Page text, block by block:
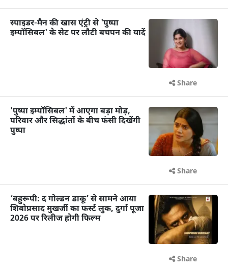
स्पाइडर-मैन की खास एंट्री से 'पुष्पा
इम्पॉसिबल' के सेट पर लौटी बचपन की यादें
Share
'पुष्पा इम्पॉसिबल' में आएगा बड़ा मोड़,
परिवार और सिद्धांतों के बीच फंसी दिखेंगी
पुष्पा
Share
‘बहुरूपी: द गोल्डन डाकू’ से सामने आया
शिबोप्रसाद मुखर्जी का फर्स्ट लुक, दुर्गा पूजा
2026 पर रिलीज होगी फिल्म
Share